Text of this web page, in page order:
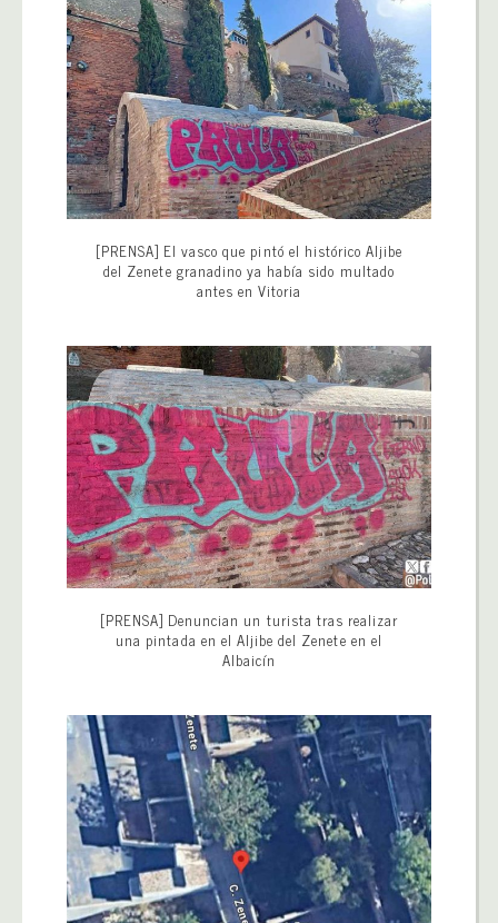
[PRENSA] El vasco que pintó el histórico Aljibe
del Zenete granadino ya había sido multado
antes en Vitoria
[PRENSA] Denuncian un turista tras realizar
una pintada en el Aljibe del Zenete en el
Albaicín